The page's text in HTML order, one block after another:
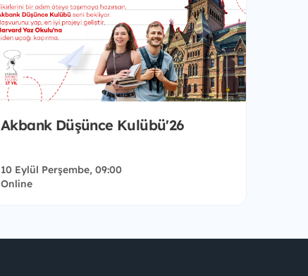
Akbank Düşünce Kulübü'26
10 Eylül Perşembe, 09:00
Online